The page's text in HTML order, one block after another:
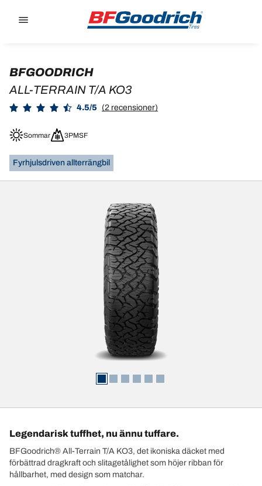
BFGOODRICH
ALL-TERRAIN T/A KO3
4.5/5 (2 recensioner)
Sommar 3PMSF
Fyrhjulsdriven allterrängbil
Legendarisk tuffhet, nu ännu tuffare.
BFGoodrich® All-Terrain T/A KO3, det ikoniska däcket med
förbättrad dragkraft och slitagetålighet som höjer ribban för
hållbarhet, med design som matchar.